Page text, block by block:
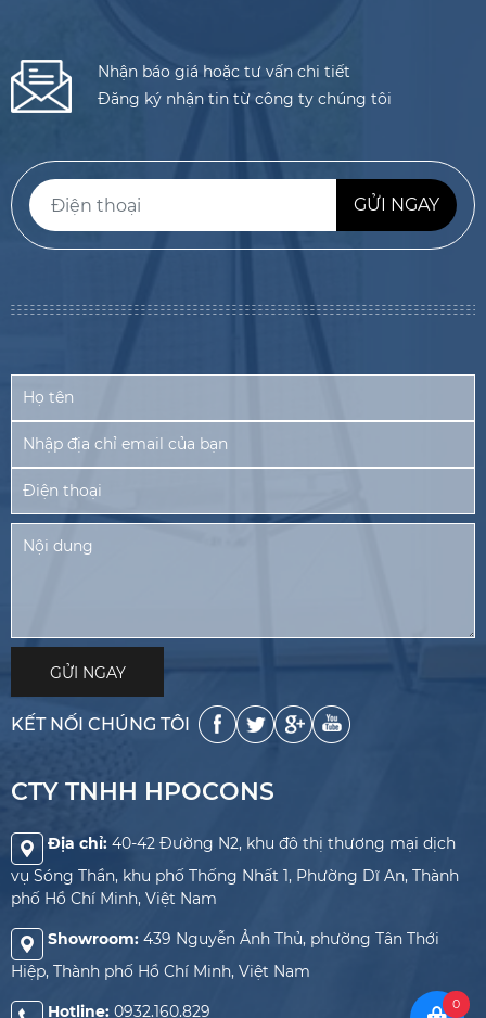
Nhận báo giá hoặc tư vấn chi tiết
Đăng ký nhận tin từ công ty chúng tôi
KẾT NỐI CHÚNG TÔI
CTY TNHH HPOCONS
Địa chỉ: 40-42 Đường N2, khu đô thị thương mại dịch
vụ Sóng Thần, khu phố Thống Nhất 1, Phường Dĩ An, Thành
phố Hồ Chí Minh, Việt Nam
Showroom: 439 Nguyễn Ảnh Thủ, phường Tân Thới
Hiệp, Thành phố Hồ Chí Minh, Việt Nam
Hotline: 0932.160.829 0